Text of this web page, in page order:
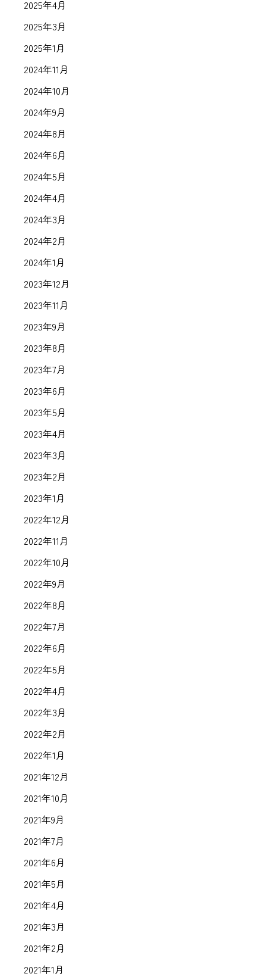
2025年4月
2025年3月
2025年1月
2024年11月
2024年10月
2024年9月
2024年8月
2024年6月
2024年5月
2024年4月
2024年3月
2024年2月
2024年1月
2023年12月
2023年11月
2023年9月
2023年8月
2023年7月
2023年6月
2023年5月
2023年4月
2023年3月
2023年2月
2023年1月
2022年12月
2022年11月
2022年10月
2022年9月
2022年8月
2022年7月
2022年6月
2022年5月
2022年4月
2022年3月
2022年2月
2022年1月
2021年12月
2021年10月
2021年9月
2021年7月
2021年6月
2021年5月
2021年4月
2021年3月
2021年2月
2021年1月